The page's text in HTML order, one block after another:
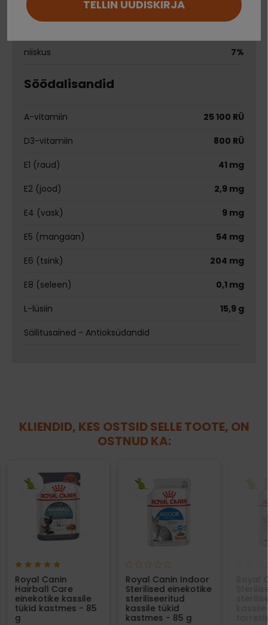
toortuhk
6,6%
niiskus
7%
Söödalisandid
A-vitamiin
25 100 RÜ
D3-vitamiin
800 RÜ
E1 (raud)
41 mg
E2 (jood)
2,9 mg
E4 (vask)
9 mg
E5 (mangaan)
54 mg
E6 (tsink)
204 mg
E8 (seleen)
0,1 mg
L-lüsiin
15,9 g
Säilitusained - Antioksüdandid
KLIENDID, KES OSTSID SELLE TOOTE, ON
OSTNUD KA:
Royal Canin
Hairball Care
einekotike kassile
tükid kastmes - 85
g
Royal Canin Indoor
Sterilised einekotike
steriliseeritud
kassile tükid
kastmes - 85 g
Royal
TELLIN UUDISKIRJA